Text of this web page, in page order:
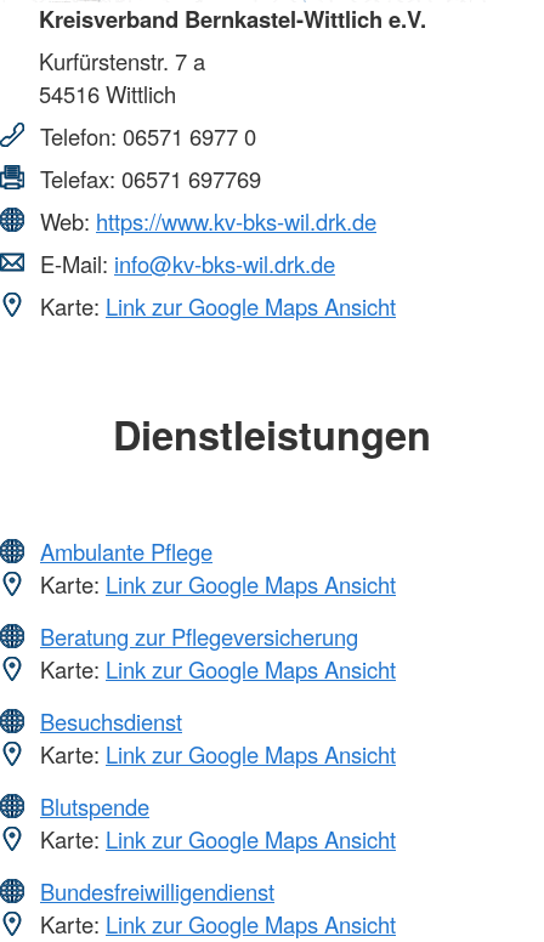
Kreisverband Bernkastel-Wittlich e.V.
Kurfürstenstr. 7 a
54516Wittlich
Telefon: 06571 6977 0
Telefax: 06571 697769
Web: https://www.kv-bks-wil.drk.de
E-Mail: info@kv-bks-wil.drk.de
Karte: Link zur Google Maps Ansicht
Dienstleistungen
Ambulante Pflege
Karte: Link zur Google Maps Ansicht
Beratung zur Pflegeversicherung
Karte: Link zur Google Maps Ansicht
Besuchsdienst
Karte: Link zur Google Maps Ansicht
Blutspende
Karte: Link zur Google Maps Ansicht
Bundesfreiwilligendienst
Karte: Link zur Google Maps Ansicht